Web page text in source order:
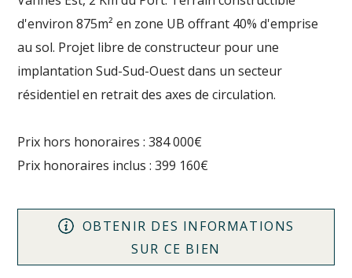
d'environ 875m² en zone UB offrant 40% d'emprise
au sol. Projet libre de constructeur pour une
implantation Sud-Sud-Ouest dans un secteur
résidentiel en retrait des axes de circulation.
Prix hors honoraires : 384 000€
Prix honoraires inclus : 399 160€
OBTENIR DES INFORMATIONS
SUR CE BIEN